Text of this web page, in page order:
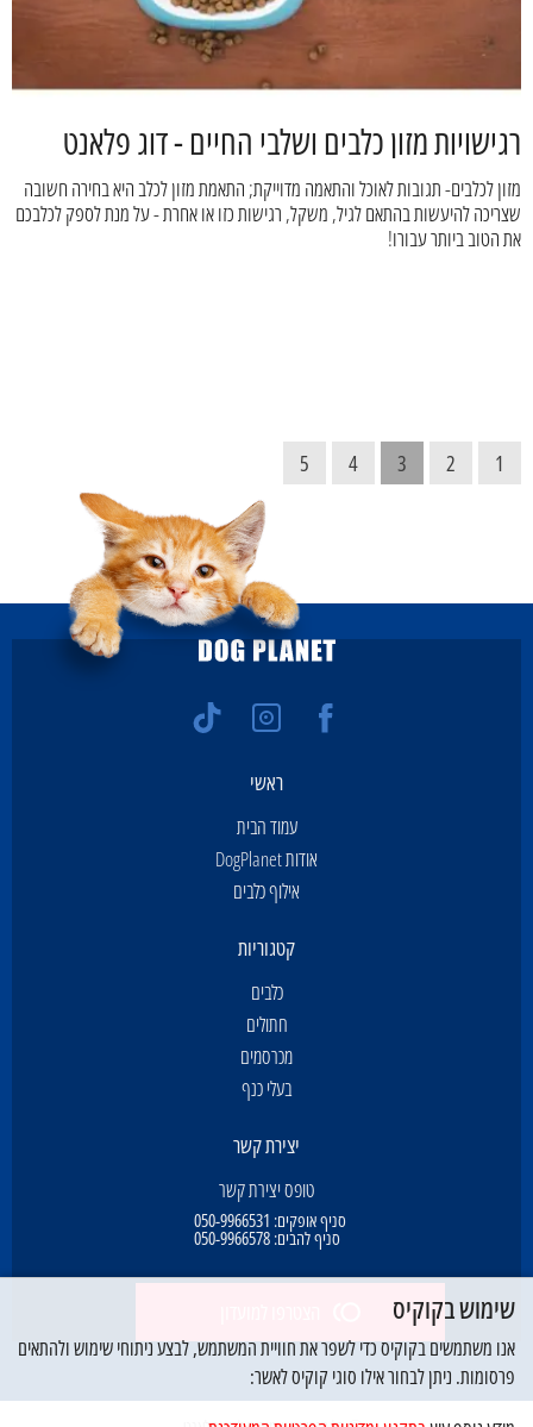
רגישויות מזון כלבים ושלבי החיים - דוג פלאנט
מזון לכלבים- תגובות לאוכל והתאמה מדוייקת; התאמת מזון לכלב היא בחירה חשובה
שצריכה להיעשות בהתאם לגיל, משקל, רגישות כזו או אחרת - על מנת לספק לכלבכם
את הטוב ביותר עבורו!
1
2
3
4
5
ראשי
עמוד הבית
אודות DogPlanet
אילוף כלבים
קטגוריות
כלבים
חתולים
מכרסמים
בעלי כנף
יצירת קשר
טופס יצירת קשר
סניף אופקים: 050-9966531
סניף להבים:050-9966578
שימוש בקוקיס
אנו משתמשים בקוקיס כדי לשפר את חוויית המשתמש, לבצע ניתוחי שימוש ולהתאים
פרסומות. ניתן לבחור אילו סוגי קוקיס לאשר: